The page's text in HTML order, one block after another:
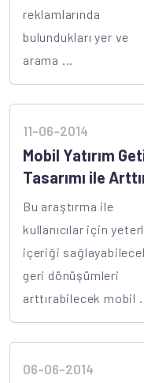
reklamlarında
bulundukları yer ve
arama ...
11-06-2014
Mobil Yatırım
Tasarımı ile
Bu araştırma ile
kullanıcılar için
içeriği
geri dönüşümleri
arttırabilecek mobil
06-06-2014